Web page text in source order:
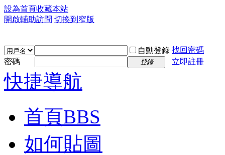
設為首頁收藏本站
開啟輔助訪問 切換到窄版
自動登錄 找回密碼
密碼
登錄 立即註冊
快捷導航
首頁BBS
如何貼圖